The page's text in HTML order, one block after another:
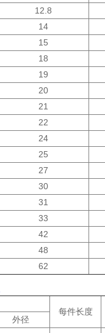
12.8
14
15
18
19
20
21
22
24
25
27
30
31
33
42
48
62
每件长度
外径